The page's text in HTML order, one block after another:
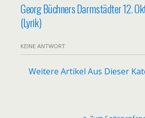
Georg Büchners Darmstädter 12.
(Lyrik)
KEINE ANTWORT
Weitere Artikel Aus Dieser